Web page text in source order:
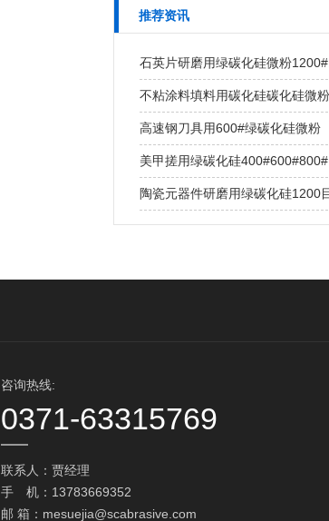
推荐资讯
石英片研磨用绿碳化硅微粉
不粘涂料填料用碳化硅碳化硅微粉
高速钢刀具用600#绿碳化硅微粉
美甲搓用绿碳化硅400#600#800#
陶瓷元器件研磨用绿碳化硅1200
咨询热线:
0371-63315769
联系人：贾经理
手 机：13783669352
邮 箱： mesuejia@scabrasive.com